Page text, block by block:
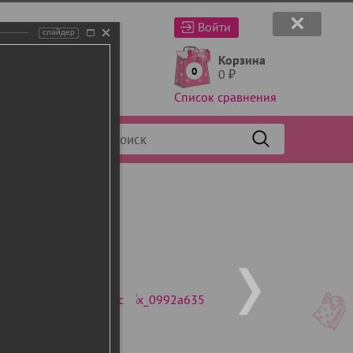
Войти
0
Корзина
0 ₽
Список сравнения
слайдер